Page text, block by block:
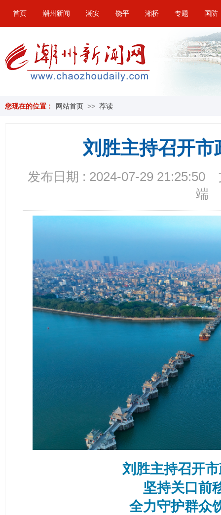
首页 潮州新闻 潮安 饶平 湘桥 专题 国防
您现在的位置 : 网站首页 >> 荐读
刘胜主持召开市
发布日期 : 2024-07-29 21:25:50
端
刘胜主持召开
坚持关口前
全力守护群众